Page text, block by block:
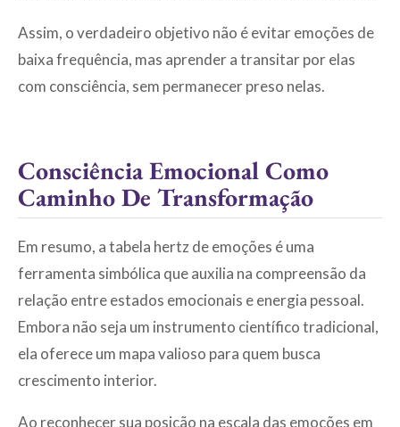
Assim, o verdadeiro objetivo não é evitar emoções de
baixa frequência, mas aprender a transitar por elas
com consciência, sem permanecer preso nelas.
Consciência Emocional Como
Caminho De Transformação
Em resumo, a tabela hertz de emoções é uma
ferramenta simbólica que auxilia na compreensão da
relação entre estados emocionais e energia pessoal.
Embora não seja um instrumento científico tradicional,
ela oferece um mapa valioso para quem busca
crescimento interior.
Ao reconhecer sua posição na escala das emoções em